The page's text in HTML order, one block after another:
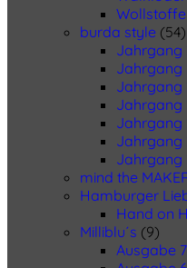
Wollstoffe
burda style (54)
Jahrgang
Jahrgang
Jahrgang
Jahrgang
Jahrgang
Jahrgang
Jahrgang
mind the
Hamburger
Hand on
Milliblu´s (9)
Ausgabe